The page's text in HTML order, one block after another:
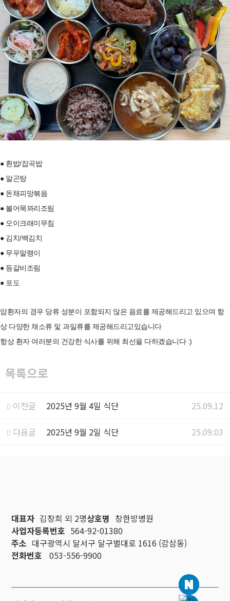
● 흰밥/잡곡밥
● 알곤탕
● 돈채피망볶음
● 볼어묵꽈리조림
● 오이크래미무침
● 김치/백김치
● 무우말랭이
● 등갈비조림
● 포도
암환자의 경우 당류 성분이 포함되지 않은 음료를 제공해드리고 있으며 항
상 다양한 채소류 및 과일류를 제공해드리고있습니다
항상 환자 여러분의 건강한 식사를 위해 최선을 다하겠습니다 :)
목록으로
이전글 2025년 9월 4일 식단 25.09.12
다음글 2025년 9월 2일 식단 25.09.03
대표자 김창희 외 2명상호명 창한방병원
사업자등록번호 564-92-01380
주소 대구광역시 달서구 달구벌대로 1616 (감삼동)
전화번호
053-556-9900